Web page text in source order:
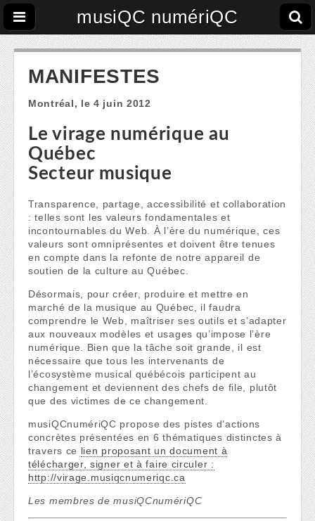
musiQC numériQC
MANIFESTES
Montréal, le 4 juin 2012
Le virage numérique au
Québec
Secteur musique
Transparence, partage, accessibilité et collaboration
: telles sont les valeurs fondamentales et
incontournables du Web. À l’ère du numérique, ces
valeurs sont omniprésentes et doivent être tenues
en compte dans la refonte de notre appareil de
soutien de la culture au Québec.
Désormais, pour créer, produire et mettre en
marché de la musique au Québec, il faudra
comprendre le Web, maîtriser ses outils et s’adapter
aux nouveaux modèles et usages qu’impose l’ère
numérique. Bien que la tâche soit grande, il est
nécessaire que tous les intervenants de
l’écosystème musical québécois participent au
changement et deviennent des chefs de file, plutôt
que des victimes de ce changement.
musiQCnumériQC propose des pistes d’actions
concrètes présentées en 6 thématiques distinctes à
travers ce lien proposant un document à
télécharger, signer et à faire circuler :
http://virage.musiqcnumeriqc.ca
Les membres de musiQCnumériQC